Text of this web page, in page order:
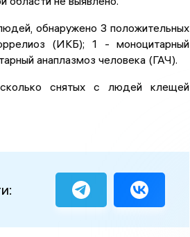
обнаружено 3 положительных
(ИКБ); 1 - моноцитарный
анаплазмоз человека (ГАЧ).
снятых с людей клещей